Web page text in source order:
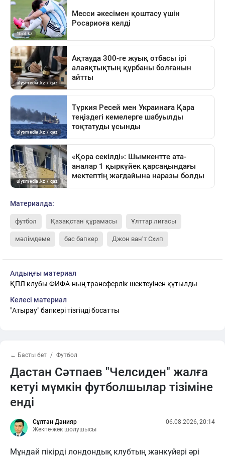
Материалда:
футбол Қазақстан құрамасы Ұлттар лигасы
мәлімдеме бас бапкер Джон ван’т Схип
Алдыңғы материал
ҚПЛ клубы ФИФА-ның трансферлік шектеуінен құтылды
Келесі материал
"Атырау" бапкері тізгінді босатты
← Басты бет Футбол
Дастан Сәтпаев "Челсиден" жалға
кетуі мүмкін футболшылар тізіміне
енді
Сұлтан Данияр
Жекпе-жек шолушысы
06.08.2026, 20:14
Мұндай пікірді лондондық клубтың жанкүйері әрі